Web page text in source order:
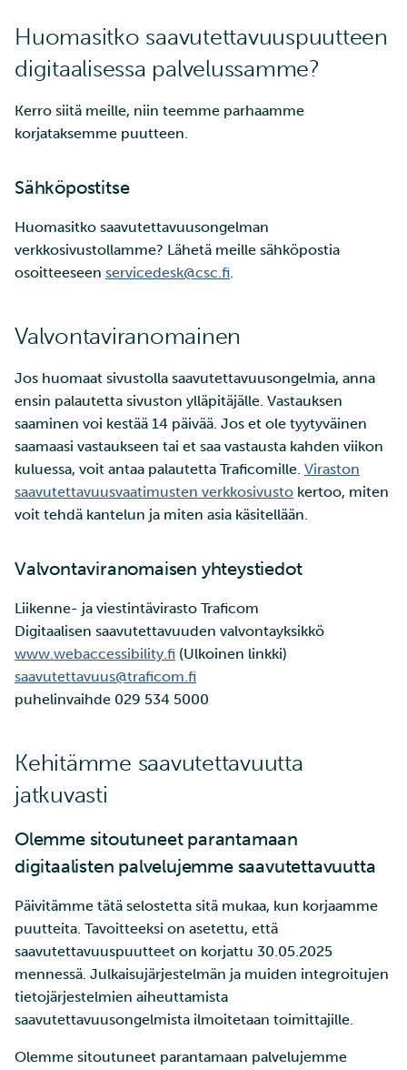
Huomasitko saavutettavuuspuutteen
digitaalisessa palvelussamme?
Kerro siitä meille, niin teemme parhaamme
korjataksemme puutteen.
Sähköpostitse
Huomasitko saavutettavuusongelman
verkkosivustollamme? Lähetä meille sähköpostia
osoitteeseen servicedesk@csc.fi.
Valvontaviranomainen
Jos huomaat sivustolla saavutettavuusongelmia, anna
ensin palautetta sivuston ylläpitäjälle. Vastauksen
saaminen voi kestää 14 päivää. Jos et ole tyytyväinen
saamaasi vastaukseen tai et saa vastausta kahden viikon
kuluessa, voit antaa palautetta Traficomille. Viraston
saavutettavuusvaatimusten verkkosivusto kertoo, miten
voit tehdä kantelun ja miten asia käsitellään.
Valvontaviranomaisen yhteystiedot
Liikenne- ja viestintävirasto Traficom
Digitaalisen saavutettavuuden valvontayksikkö
www.webaccessibility.fi (Ulkoinen linkki)
saavutettavuus@traficom.fi
puhelinvaihde 029 534 5000
Kehitämme saavutettavuutta
jatkuvasti
Olemme sitoutuneet parantamaan
digitaalisten palvelujemme saavutettavuutta
Päivitämme tätä selostetta sitä mukaa, kun korjaamme
puutteita. Tavoitteeksi on asetettu, että
saavutettavuuspuutteet on korjattu 30.05.2025
mennessä. Julkaisujärjestelmän ja muiden integroitujen
tietojärjestelmien aiheuttamista
saavutettavuusongelmista ilmoitetaan toimittajille.
Olemme sitoutuneet parantamaan palvelujemme